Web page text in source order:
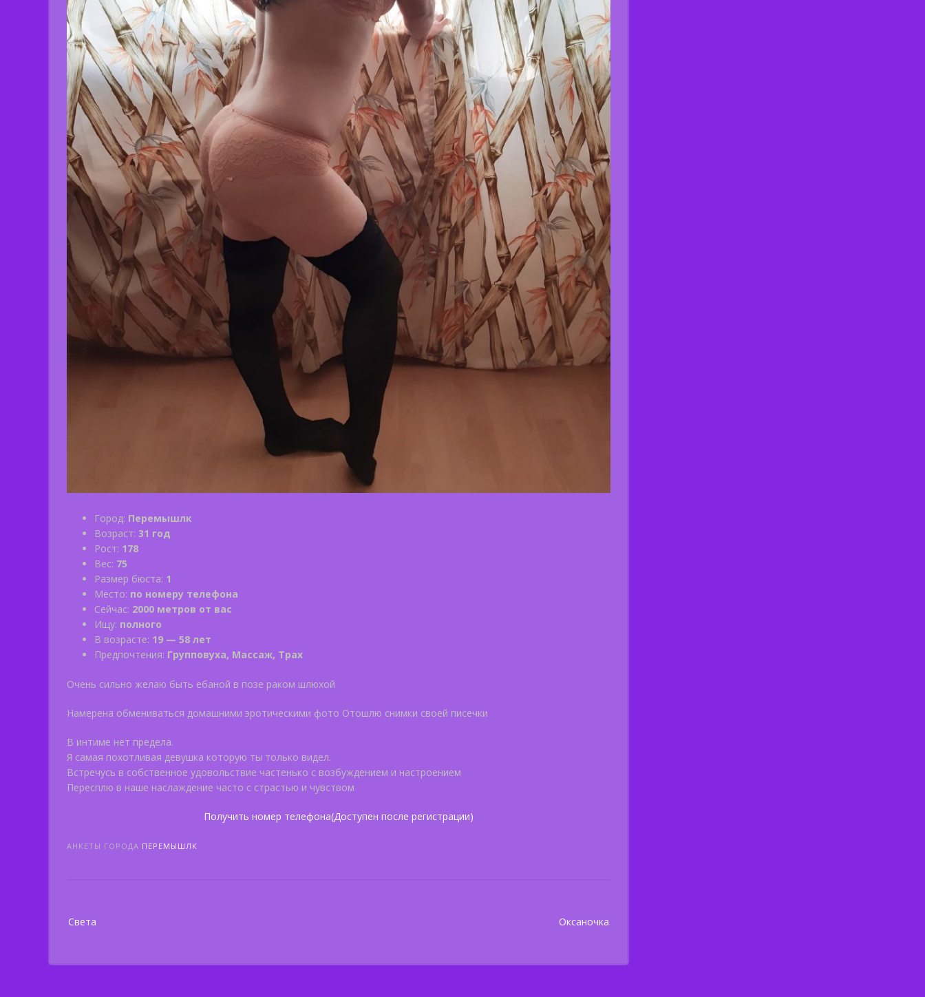
Город: Перемышлк
Возраст: 31 год
Рост: 178
Вес: 75
Размер бюста: 1
Место: по номеру телефона
Сейчас: 2000 метров от вас
Ищу: полного
В возрасте: 19 — 58 лет
Предпочтения: Групповуха, Массаж, Трах
Очень сильно желаю быть ебаной в позе раком шлюхой
Намерена обмениваться домашними эротическими фото Отошлю снимки своей писечки
В интиме нет предела.
Я самая похотливая девушка которую ты только видел.
Встречусь в собственное удовольствие частенько с возбуждением и настроением
Пересплю в наше наслаждение часто с страстью и чувством
Получить номер телефона(Доступен после регистрации)
АНКЕТЫ ГОРОДА ПЕРЕМЫШЛК
navigation
Света Оксаночка